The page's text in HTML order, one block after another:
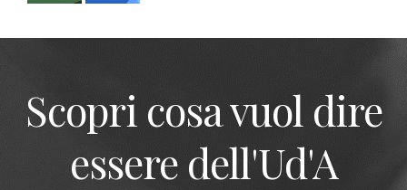
Scopri cosa vuol dire
essere dell'Ud'A